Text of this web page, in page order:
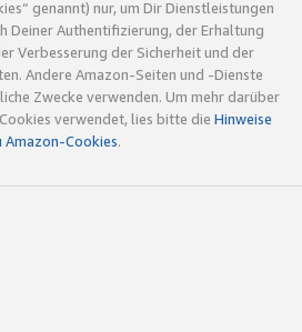
genannt) nur, um Dir Dienstleistungen
Deiner Authentifizierung, der Erhaltung
Verbesserung der Sicherheit und der
Andere Amazon-Seiten und -Dienste
Zwecke verwenden. Um mehr darüber
verwendet, lies bitte die Hinweise
Amazon-Cookies.